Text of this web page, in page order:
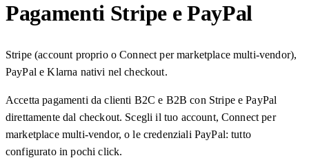
Pagamenti Stripe e PayPal
Stripe (account proprio o Connect per marketplace multi-vendor),
PayPal e Klarna nativi nel checkout.
Accetta pagamenti da clienti B2C e B2B con Stripe e PayPal
direttamente dal checkout. Scegli il tuo account, Connect per
marketplace multi-vendor, o le credenziali PayPal: tutto
configurato in pochi click.